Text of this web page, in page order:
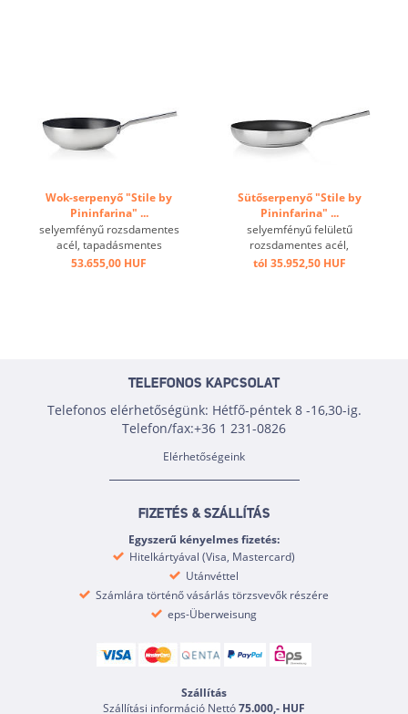
Wok-serpenyő "Stile by
Pininfarina" ...
selyemfényű rozsdamentes
acél, tapadásmentes
bevonat, minden típusú
53.655,00 HUF
Sütőserpenyő "Stile by
Pininfarina" ...
selyemfényű felületű
rozsdamentes acél,
tapadásmentes bevonat,
tól 35.952,50 HUF
TELEFONOS KAPCSOLAT
Telefonos elérhetőségünk: Hétfő-péntek 8 -16,30-ig.
Telefon/fax:+36 1 231-0826
Elérhetőségeink
FIZETÉS & SZÁLLÍTÁS
Egyszerű kényelmes fizetés:
Hitelkártyával (Visa, Mastercard)
Utánvéttel
Számlára történő vásárlás törzsvevők részére
eps-Überweisung
Szállítás
Szállítási információ Nettó75.000,- HUF